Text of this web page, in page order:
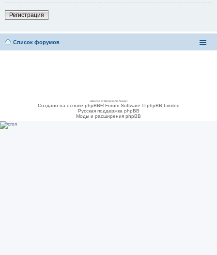
Регистрация
Список форумов
Adsense by Microcosmo Acquari
Создано на основе phpBB® Forum Software © phpBB Limited
Русская поддержка phpBB
Моды и расширения phpBB